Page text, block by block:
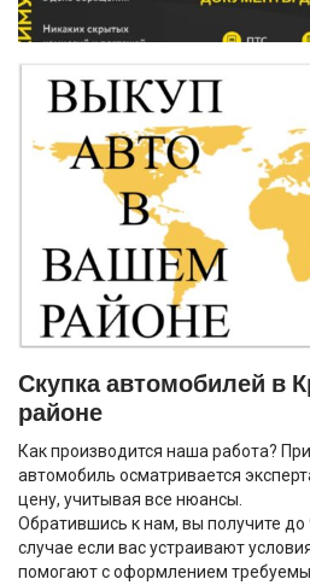
Скупка автомобилей в
районе
Как производится наша работа?
автомобиль осматривается
цену, учитывая все нюансы.
Обратившись к нам, вы получите
случае если вас устраивают
помогают с оформлением